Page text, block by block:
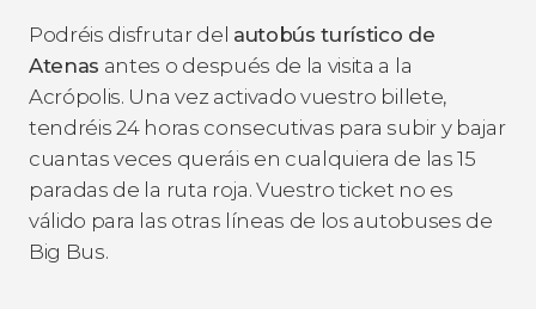
Podréis disfrutar del autobús turístico de
Atenas antes o después de la visita a la
Acrópolis. Una vez activado vuestro billete,
tendréis 24 horas consecutivas para subir y bajar
cuantas veces queráis en cualquiera de las 15
paradas de la ruta roja. Vuestro ticket no es
válido para las otras líneas de los autobuses de
Big Bus.